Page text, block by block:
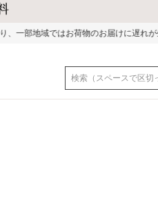
域ではお荷物のお届けに遅れが生じ